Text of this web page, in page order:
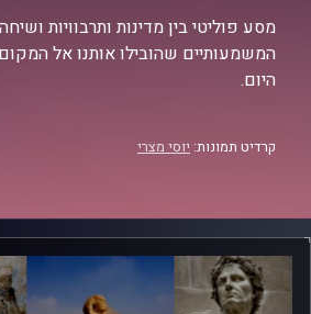
מסע פוליטי בין מדינות ותרבוויות
המשמעותיים שהובילו אותנו אל
היום.
קרדיט תמונות: יוסי מצרי